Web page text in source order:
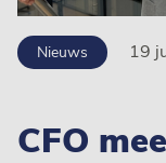
Nieuws 19
CFO